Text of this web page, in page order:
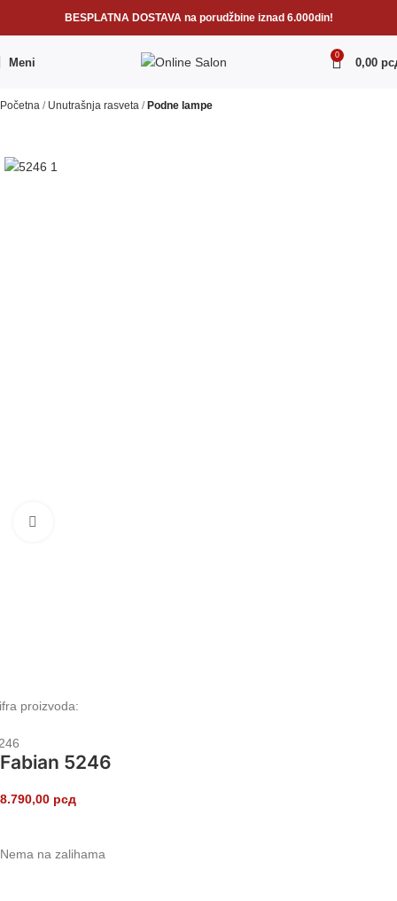
BESPLATNA DOSTAVA na porudžbine iznad 6.000din!
Meni
0
0,00
Početna Unutrašnja rasveta Podne lampe
RASPRODATO
proizvoda:
Fabian 5246
8.790,00 рсд
Nema na zalihama